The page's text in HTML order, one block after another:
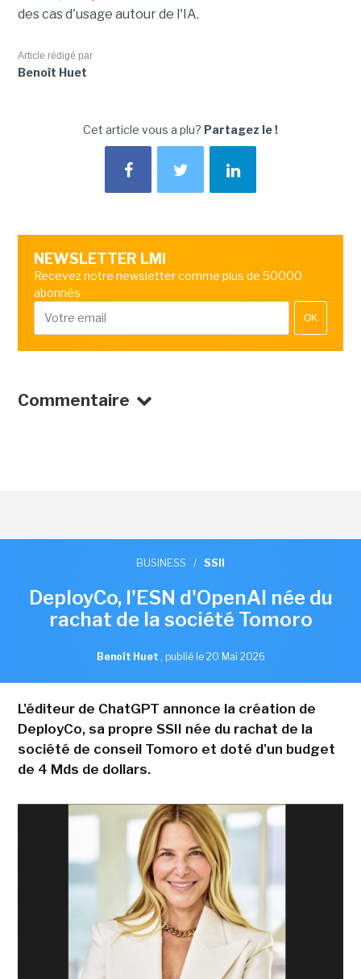
des cas d'usage autour de l'IA.
Article rédigé par
Benoît Huet
Cet article vous a plu? Partagez le !
NEWSLETTER LMI
Recevez notre newsletter comme plus de 50000
abonnés
OK
Commentaire
BUSINESS / SSII
DeployCo, l'ESN d'OpenAI née du
rachat de la société Tomoro
Benoît Huet , publié le 20 Mai 2026
L'éditeur de ChatGPT annonce la création de
DeployCo, sa propre SSII née du rachat de la
société de conseil Tomoro et doté d'un budget
de 4 Mds de dollars.